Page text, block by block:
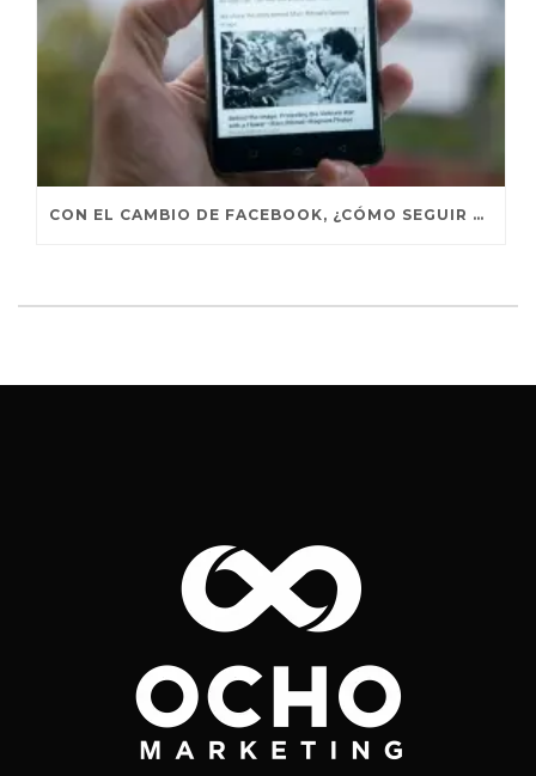
CON EL CAMBIO DE FACEBOOK, ¿CÓMO SEGUIR VIENDO NOTICIAS DE INTERÉS?